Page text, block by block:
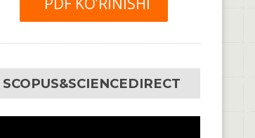
SCOPUS&SCIENCEDIRECT